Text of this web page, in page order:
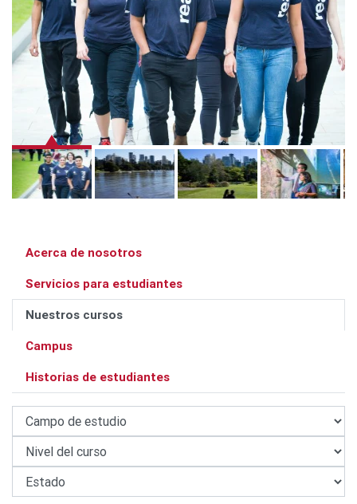
Acerca de nosotros
Servicios para estudiantes
Nuestros cursos
Campus
Historias de estudiantes